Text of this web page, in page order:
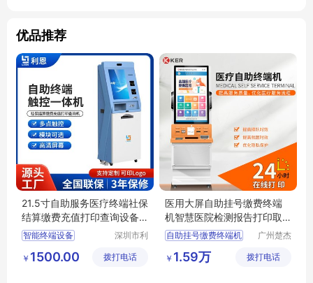
优品推荐
21.5寸自助服务医疗终端社保
结算缴费充值打印查询设备
自助终端机
智能终端设备
无人自助打印机多少钱一台
深圳市利
术股份有
￥ 1500.00 拨打电话
医用大屏自助挂号缴费终端
机智慧医院检测报告打印取
单机查询机
自助挂号缴费终端机
广州楚杰
有限公司
￥ 1.59万 拨打电话